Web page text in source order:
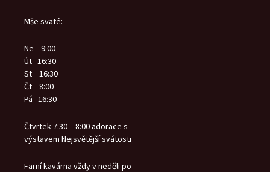
Mše svaté:
Ne 9:00
Út 16:30
St 16:30
Čt 8:00
Pá 16:30
Čtvrtek 7:30 – 8:00 adorace s
výstavem Nejsvětější svátosti
Farní kavárna vždy v neděli po